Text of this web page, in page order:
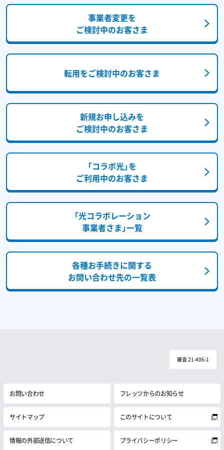
事業者変更を
ご検討中のお客さま
転用をご検討中のお客さま
新規お申し込みを
ご検討中のお客さま
「コラボ光」を
ご利用中のお客さま
「光コラボレーション
事業者さま」一覧
各種お手続きに関する
お問い合わせ先の一覧表
審査 21-406-1
お問い合わせ フレッツからのお知らせ
サイトマップ このサイトについて
情報の外部送信について プライバシーポリシー